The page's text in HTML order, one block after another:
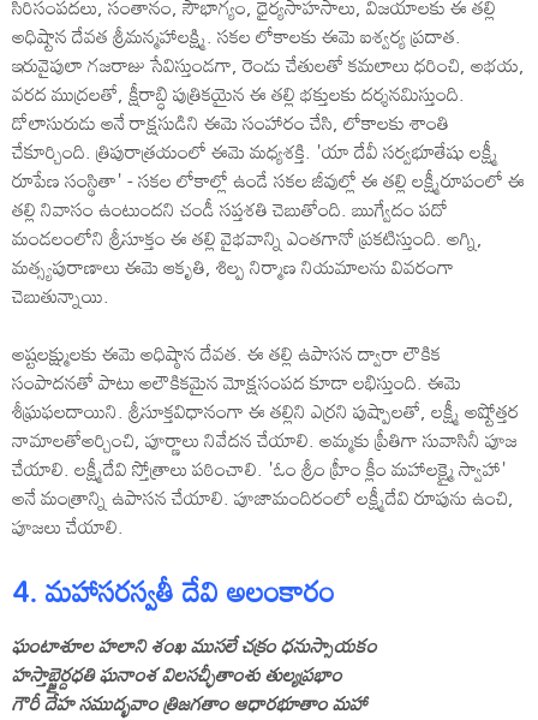
అధిష్టాన దేవత శ్రీమన్మహాలక్ష్మి. సకల లోకాలకు ఈమె ఐశ్వర్య ప్రదాత.
ఇరువైపులా గజరాజు సేవిస్తుండగా, రెండు చేతులతో కమలాలు ధరించి, అభయ,
వరద ముద్రలతో, క్షీరాబ్ధి పుత్రికయైన ఈ తల్లి భక్తులకు దర్శనమిస్తుంది.
డోలాసురుడు అనే రాక్షసుడిని ఈమె సంహారం చేసి, లోకాలకు శాంతి
చేకూర్చింది. త్రిపురాత్రయంలో ఈమె మధ్యశక్తి. 'యా దేవీ సర్వభూతేషు లక్ష్మీ
రూపేణ సంస్థితా' - సకల లోకాల్లో ఉండే సకల జీవుల్లో ఈ తల్లి లక్ష్మీరూపంలో ఈ
తల్లి నివాసం ఉంటుందని చండీ సప్తశతి చెబుతోంది. ఋగ్వేదం పదో
మండలంలోని శ్రీసూక్తం ఈ తల్లి వైభవాన్ని ఎంతగానో ప్రకటిస్తుంది. అగ్ని,
మత్స్యపురాణాలు ఈమె ఆకృతి, శిల్ప నిర్మాణ నియమాలను వివరంగా
చెబుతున్నాయి.
అష్టలక్ష్ములకు ఈమె అధిష్ఠాన దేవత. ఈ తల్లి ఉపాసన ద్వారా లౌకిక
సంపాదనతో పాటు అలౌకికమైన మోక్షసంపద కూడా లభిస్తుంది. ఈమె
శీఘ్రఫలదాయిని. శ్రీసూక్తవిధానంగా ఈ తల్లిని ఎర్రని పుష్పాలతో, లక్ష్మీ అష్టోత్తర
నామాలతోఅర్చించి, పూర్ణాలు నివేదన చేయాలి. అమ్మకు ప్రీతిగా సువాసినీ పూజ
చేయాలి. లక్ష్మీదేవి స్తోత్రాలు పఠించాలి. 'ఓం శ్రీం హ్రీం క్లీం మహాలక్ష్మై స్వాహా'
అనే మంత్రాన్ని ఉపాసన చేయాలి. పూజామందిరంలో లక్ష్మీదేవి రూపును ఉంచి,
పూజలు చేయాలి.
4. మహాసరస్వతీ దేవి అలంకారం
ఘంటాశూల హలాని శంఖ ముసలే చక్రం ధనుస్సాయకం
హస్తాబ్జైర్దధతి ఘనాంశ విలసచ్ఛీతాంశు తుల్యప్రభాం
గౌరీ దేహ సముద్భవాం త్రిజగతాం ఆధారభూతాం మహా